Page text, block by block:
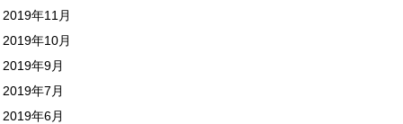
2019年11月
2019年10月
2019年9月
2019年7月
2019年6月